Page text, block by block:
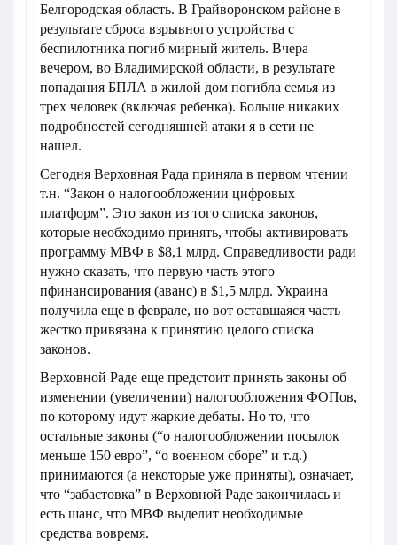
Белгородская область. В Грайворонском районе в
результате сброса взрывного устройства с
беспилотника погиб мирный житель. Вчера
вечером, во Владимирской области, в результате
попадания БПЛА в жилой дом погибла семья из
трех человек (включая ребенка). Больше никаких
подробностей сегодняшней атаки я в сети не
нашел.
Сегодня Верховная Рада приняла в первом чтении
т.н. “Закон о налогообложении цифровых
платформ”. Это закон из того списка законов,
которые необходимо принять, чтобы активировать
программу МВФ в $8,1 млрд. Справедливости ради
нужно сказать, что первую часть этого
пфинансирования (аванс) в $1,5 млрд. Украина
получила еще в феврале, но вот оставшаяся часть
жестко привязана к принятию целого списка
законов.
Верховной Раде еще предстоит принять законы об
изменении (увеличении) налогообложения ФОПов,
по которому идут жаркие дебаты. Но то, что
остальные законы (“о налогообложении посылок
меньше 150 евро”, “о военном сборе” и т.д.)
принимаются (а некоторые уже приняты), означает,
что “забастовка” в Верховной Раде закончилась и
есть шанс, что МВФ выделит необходимые
средства вовремя.